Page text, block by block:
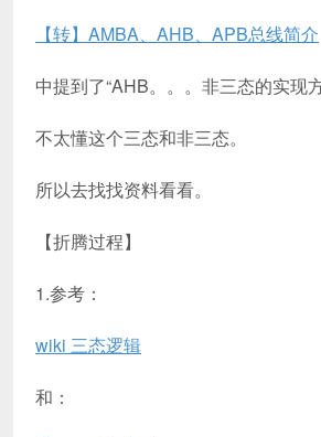
【转】AMBA、AHB、APB总线简介
中提到了“AHB。。。非三态的实现
不太懂这个三态和非三态。
所以去找找资料看看。
【折腾过程】
1.参考：
wiki 三态逻辑
和：